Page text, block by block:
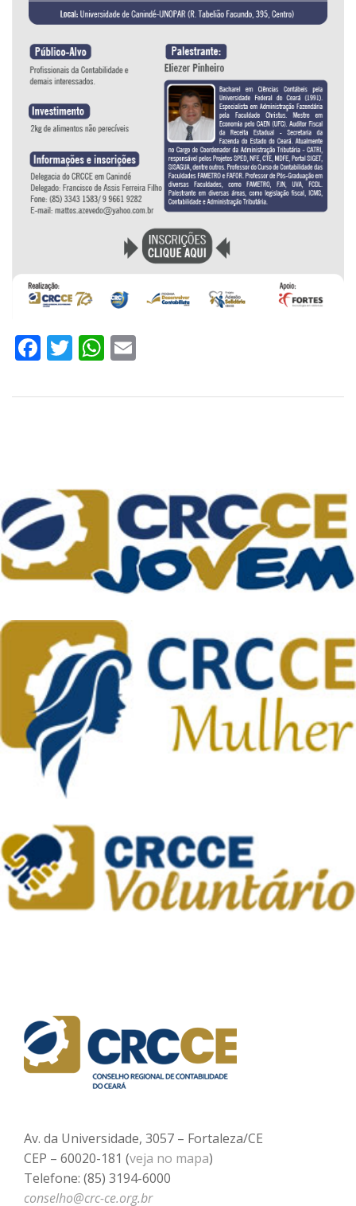
Facebook
TwitterWhatsApp
Av. da Universidade, 3057 – Fortaleza/CE
CEP – 60020-181 (veja no mapa)
Telefone: (85) 3194-6000
conselho@crc-ce.org.br